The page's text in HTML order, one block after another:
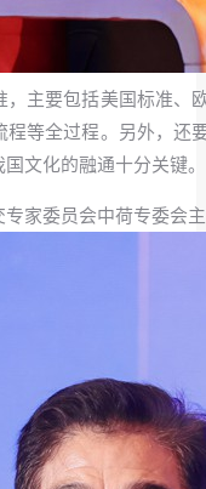
主要包括美国标准
等全过程。另外，
文化的融通十分关键。
家委员会中荷专委会